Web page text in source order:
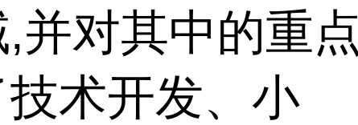
并对其中的重点
术开发、小